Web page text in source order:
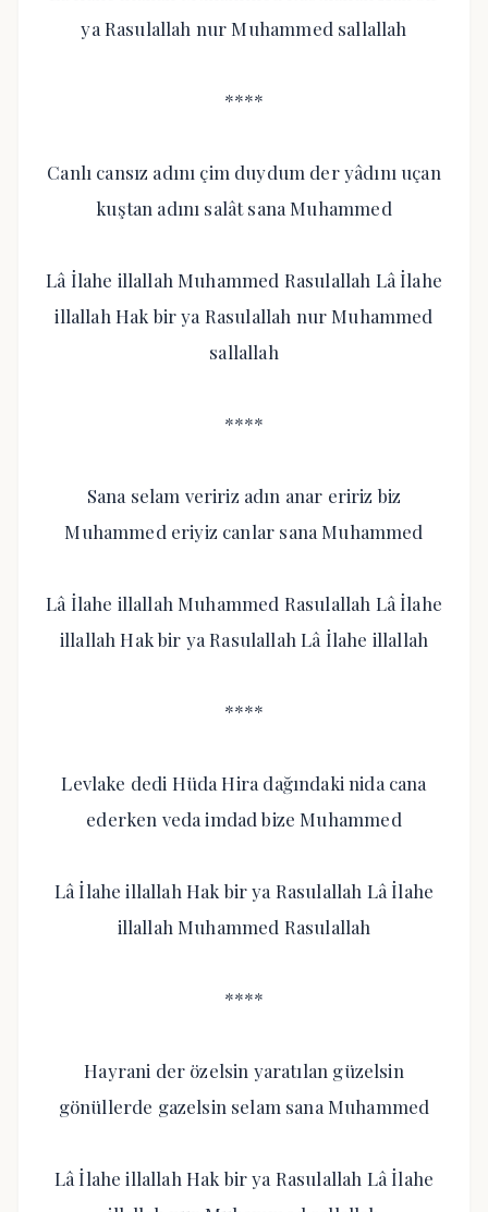
ya Rasulallah nur Muhammed sallallah
****
Canlı cansız adını çim duydum der yâdını uçan
kuştan adını salât sana Muhammed
Lâ İlahe illallah Muhammed Rasulallah Lâ İlahe
illallah Hak bir ya Rasulallah nur Muhammed
sallallah
****
Sana selam veririz adın anar eririz biz
Muhammed eriyiz canlar sana Muhammed
Lâ İlahe illallah Muhammed Rasulallah Lâ İlahe
illallah Hak bir ya Rasulallah Lâ İlahe illallah
****
Levlake dedi Hüda Hira dağındaki nida cana
ederken veda imdad bize Muhammed
Lâ İlahe illallah Hak bir ya Rasulallah Lâ İlahe
illallah Muhammed Rasulallah
****
Hayrani der özelsin yaratılan güzelsin
gönüllerde gazelsin selam sana Muhammed
Lâ İlahe illallah Hak bir ya Rasulallah Lâ İlahe